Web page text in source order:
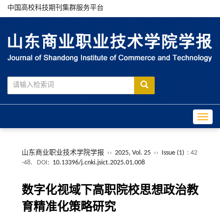
中国高校科技期刊集群服务平台
山东商业职业技术学院学报 ›› 2025, Vol. 25 ›› Issue (1) : 42
-48.
DOI: 10.13396/j.cnki.jsict.2025.01.008
数字化视域下高职院校思想政治教
育精准化策略研究